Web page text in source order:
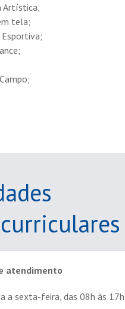
Artística;
tela;
atendimento
a sexta-feira, das 08h às 17h